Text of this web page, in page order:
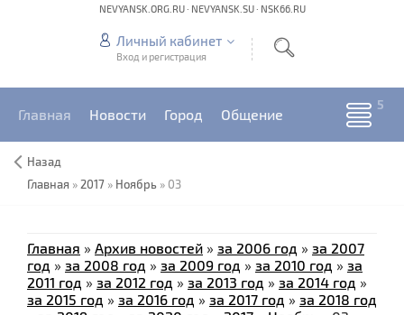
NEVYANSK.ORG.RU · NEVYANSK.SU · NSK66.RU
Личный кабинет
Вход и регистрация
Главная Новости Город Общение
Назад
Главная » 2017 » Ноябрь » 03
Главная » Архив новостей » за 2006 год » за 2007
год » за 2008 год » за 2009 год » за 2010 год » за
2011 год » за 2012 год » за 2013 год » за 2014 год »
за 2015 год » за 2016 год » за 2017 год » за 2018 год